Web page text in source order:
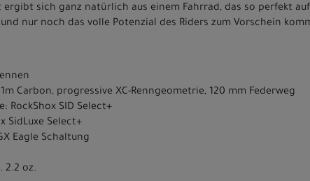
ergibt sich ganz natürlich aus einem Fahrrad, das so perfekt
nur noch das volle Potenzial des Riders zum Vorschein
Carbon, progressive XC-Renngeometrie, 120 mm Federweg
RockShox SID Select+
SidLuxe Select+
Eagle Schaltung
2.2 oz.